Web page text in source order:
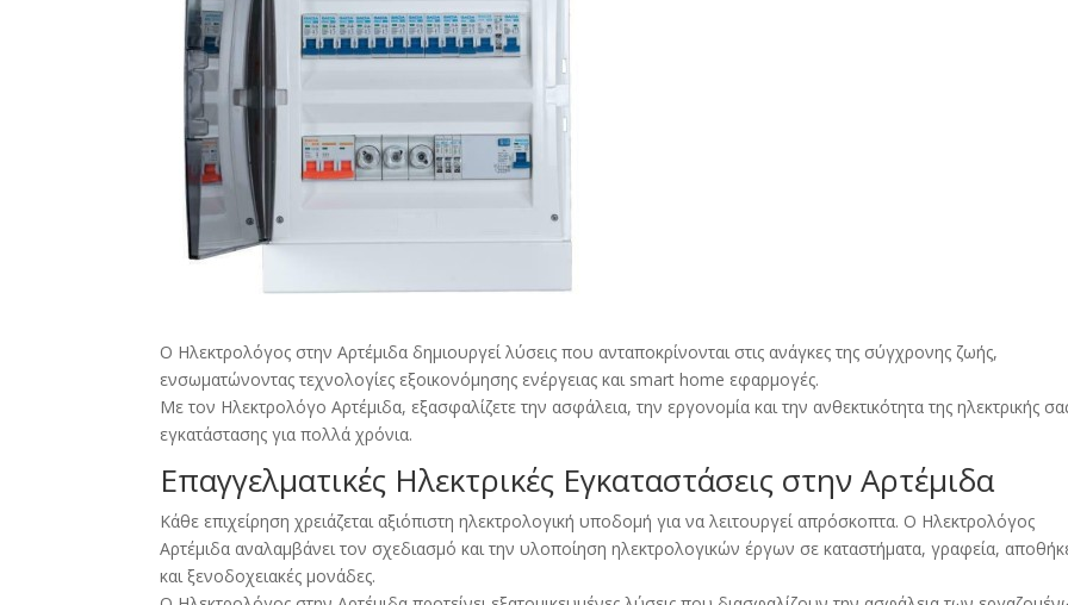
Ο Ηλεκτρολόγος στην Αρτέμιδα δημιουργεί λύσεις που ανταποκρίνονται στις ανάγκες της σύγχρονης ζωής,
ενσωματώνοντας τεχνολογίες εξοικονόμησης ενέργειας και smart home εφαρμογές.
Με τον Ηλεκτρολόγο Αρτέμιδα, εξασφαλίζετε την ασφάλεια, την εργονομία και την ανθεκτικότητα της ηλεκτρικής
εγκατάστασης για πολλά χρόνια.
Επαγγελματικές Ηλεκτρικές Εγκαταστάσεις στην Αρτέμιδα
Κάθε επιχείρηση χρειάζεται αξιόπιστη ηλεκτρολογική υποδομή για να λειτουργεί απρόσκοπτα. Ο Ηλεκτρολόγος
Αρτέμιδα αναλαμβάνει τον σχεδιασμό και την υλοποίηση ηλεκτρολογικών έργων σε καταστήματα, γραφεία,
και ξενοδοχειακές μονάδες.